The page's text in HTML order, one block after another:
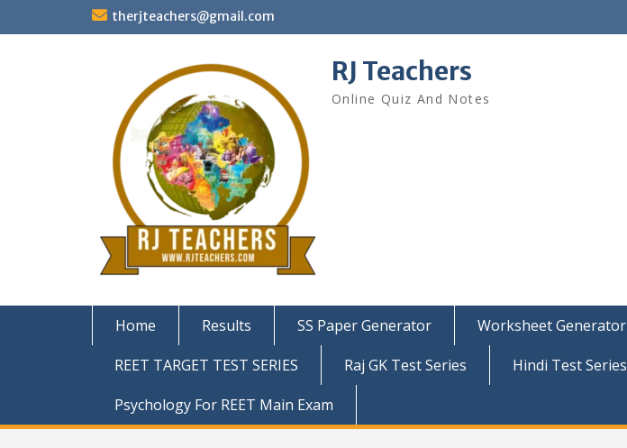
therjteachers@gmail.com
RJ Teachers
Online Quiz And Notes
Home Results SS Paper Generator Worksheet Generator
REET TARGET TEST SERIES
Raj GK Test Series Hindi Test Series
Psychology For REET Main Exam